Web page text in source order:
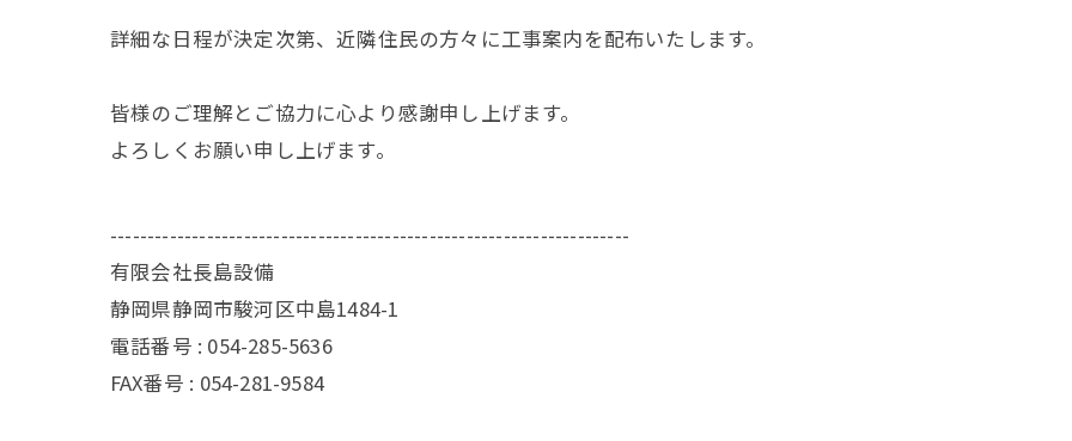
詳細な日程が決定次第、近隣住民の方々に工事案内を配布いたします。
皆様のご理解とご協力に心より感謝申し上げます。
よろしくお願い申し上げます。
----------------------------------------------------------------------
有限会社長島設備
静岡県静岡市駿河区中島1484-1
電話番号 : 054-285-5636
FAX番号 : 054-281-9584